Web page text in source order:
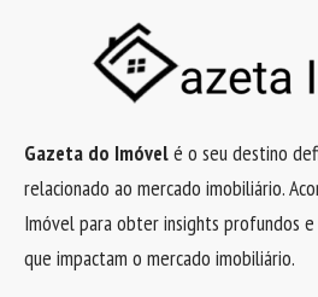
Gazeta do Imóvelé o seu destino
relacionado ao mercado imobiliário.
Imóvel para obter insights profundos
que impactam o mercado imobiliário.